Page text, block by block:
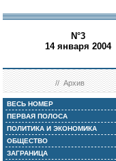
N°3
14 января 2004
//Архив
ВЕСЬ НОМЕР
ПЕРВАЯ ПОЛОСА
ПОЛИТИКА И ЭКОНОМИКА
ОБЩЕСТВО
ЗАГРАНИЦА